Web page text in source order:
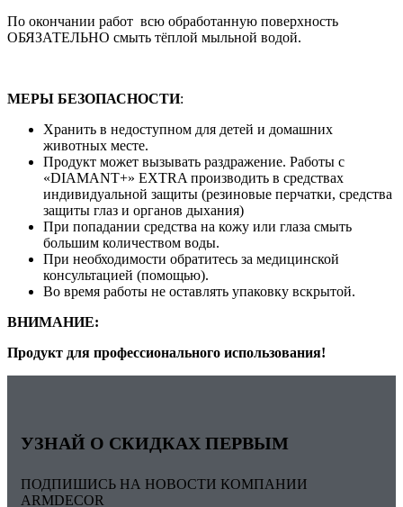
По окончании работ всю обработанную поверхность
ОБЯЗАТЕЛЬНО смыть тёплой мыльной водой.
МЕРЫ БЕЗОПАСНОСТИ:
Хранить в недоступном для детей и домашних
животных месте.
Продукт может вызывать раздражение. Работы с
«DIAMANT+» EXTRA производить в средствах
индивидуальной защиты (резиновые перчатки, средства
защиты глаз и органов дыхания)
При попадании средства на кожу или глаза смыть
большим количеством воды.
При необходимости обратитесь за медицинской
консультацией (помощью).
Во время работы не оставлять упаковку вскрытой.
ВНИМАНИЕ:
Продукт для профессионального использования!
УЗНАЙ О СКИДКАХ ПЕРВЫМ
ПОДПИШИСЬ НА НОВОСТИ КОМПАНИИ
ARMDECOR